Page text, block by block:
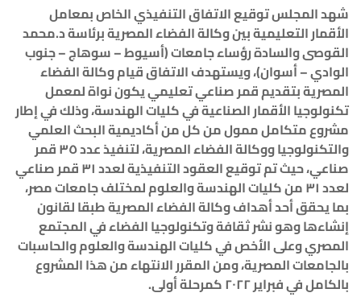
شهد المجلس توقيع الاتفاق التنفيذي الخاص بمعامل
الأقمار التعليمية بين وكالة الفضاء المصرية برئاسة د.محمد
القوصى والسادة رؤساء جامعات (أسيوط – سوهاج – جنوب
الوادي – أسوان)، ويستهدف الاتفاق قيام وكالة الفضاء
المصرية بتقديم قمر صناعي تعليمي يكون نواة لمعمل
تكنولوجيا الأقمار الصناعية في كليات الهندسة، وذلك في إطار
مشروع متكامل ممول من كل من أكاديمية البحث العلمي
والتكنولوجيا ووكالة الفضاء المصرية، لتنفيذ عدد ٣٥ قمر
صناعي، حيث تم توقيع العقود التنفيذية لعدد ٣١ قمر صناعي
لعدد ٣١ من كليات الهندسة والعلوم لمختلف جامعات مصر،
بما يحقق أحد أهداف وكالة الفضاء المصرية طبقا لقانون
إنشاءها وهو نشر ثقافة وتكنولوجيا الفضاء في المجتمع
المصري وعلى الأخص في كليات الهندسة والعلوم والحاسبات
بالجامعات المصرية، ومن المقرر الانتهاء من هذا المشروع
بالكامل في فبراير ٢٠٢٢ كمرحلة أولى
.